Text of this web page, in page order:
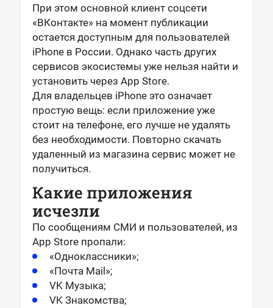
При этом основной клиент соцсети
«ВКонтакте» на момент публикации
остается доступным для пользователей
iPhone в России. Однако часть других
сервисов экосистемы уже нельзя найти и
установить через App Store.
Для владельцев iPhone это означает
простую вещь: если приложение уже
стоит на телефоне, его лучше не удалять
без необходимости. Повторно скачать
удаленный из магазина сервис может не
получиться.
Какие приложения
исчезли
По сообщениям СМИ и пользователей, из
App Store пропали:
«Одноклассники»;
«Почта Mail»;
VK Музыка;
VK Знакомства;